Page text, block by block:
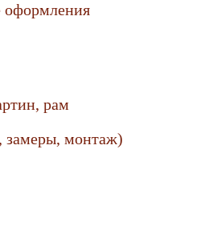
рам
замеры, монтаж)